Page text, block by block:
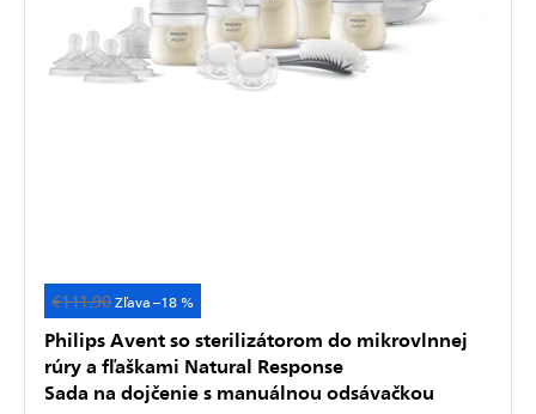
Akcia
€111,90 –18 %
Philips Avent so sterilizátorom do mikrovlnnej
rúry a fľaškami Natural Response
Sada na dojčenie s manuálnou odsávačkou